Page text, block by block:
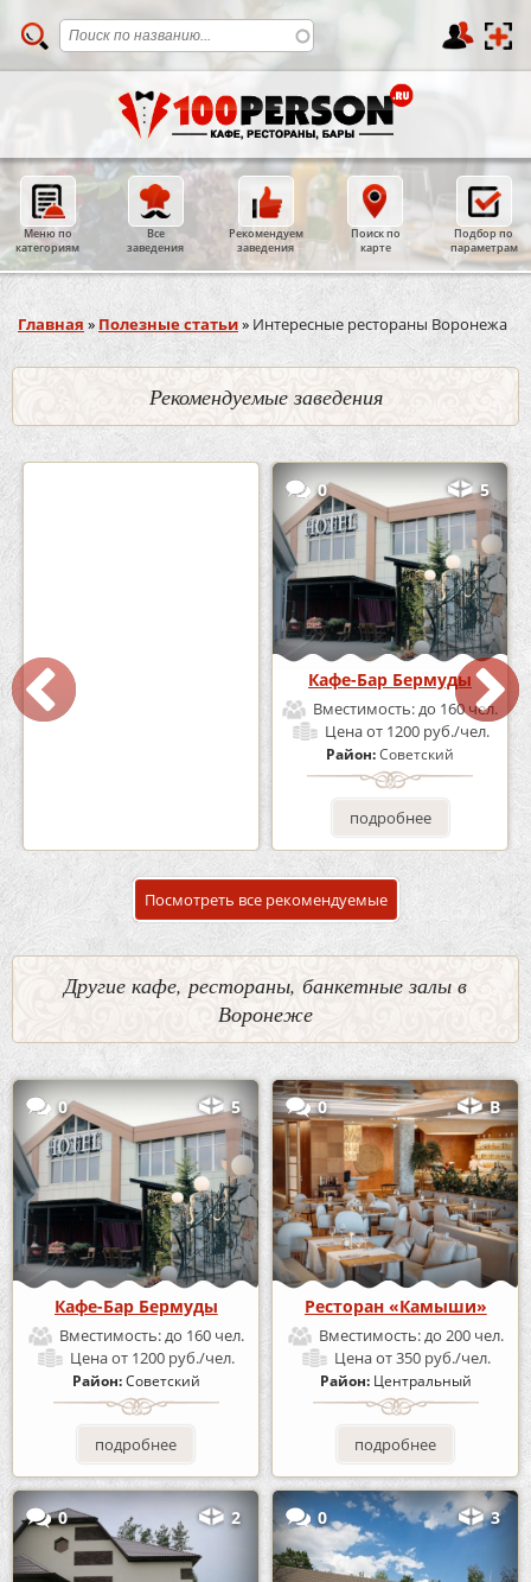
Меню по
категориям
Все
заведения
Рекомендуем
заведения
Поиск по
карте
Подбор по
параметрам
Вы здесь
Главная » Полезные статьи» Интересные рестораны Воронежа
Рекомендуемые заведения
Кафе «Шишка»
Вместимость:
0 5
Кафе-Бар Бермуды
Вместимость:до 160 чел.
Ценаот 1200 руб./чел.
Район:Советский
подробнее
Посмотреть все рекомендуемые
Другие кафе, рестораны, банкетные залы в
Воронеже
0 5
Кафе-Бар Бермуды
Вместимость:до 160 чел.
Ценаот 1200 руб./чел.
Район:Советский
подробнее
0 В
Ресторан «Камыши»
Вместимость:до 200 чел.
Ценаот 350 руб./чел.
Район: Центральный
подробнее
0 2 0 3